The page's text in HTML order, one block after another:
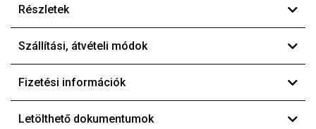
Részletek
Szállítási, átvételi módok
Fizetési információk
Letölthető dokumentumok